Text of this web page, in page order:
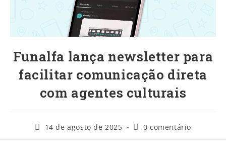
Funalfa lança newsletter para
facilitar comunicação direta
com agentes culturais
14 de agosto de 2025 0 comentário